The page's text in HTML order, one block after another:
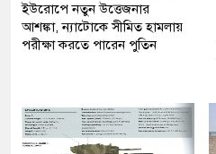
ইউরোপে নতুন উত্তেজনার
আশঙ্কা, ন্যাটোকে সীমিত হামলায়
পরীক্ষা করতে পারেন পুতিন